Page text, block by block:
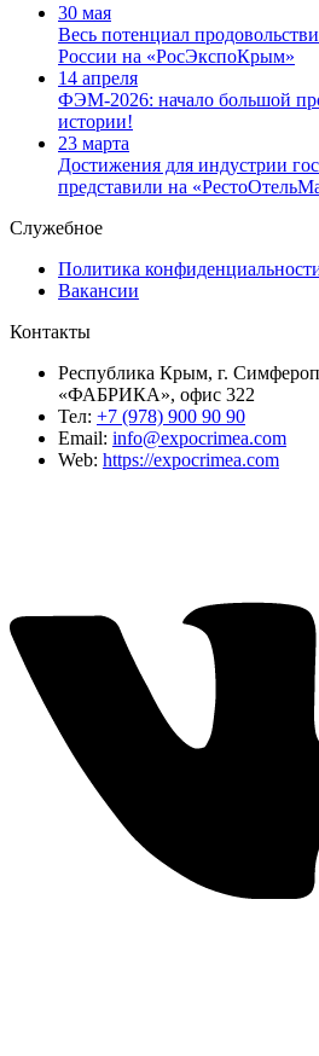
30 мая
Весь потенциал
России на «РосЭкспоКрым»
14 апреля
ФЭМ-2026: начало большой
истории!
23 марта
Достижения для индустрии
представили на
Служебное
Политика
Вакансии
Контакты
Республика Крым, г.
«ФАБРИКА», офис 322
Тел: +7 (978) 900 90 90
Email: info@expocrimea.com
Web: https://expocrimea.com